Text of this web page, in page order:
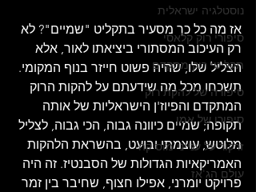
נוסטלגיה ישראלית
סיפורי רוק קלאסי
תקליטי רוק מתקדם
סיפורה של להקת רוק
סיפורו של אמן
זרקור על ענייני מוסיקה
עולם הג'אז
אז מה כל כך מסעיר בתקליט "שמיים"? לא
רק העיכוב המסתורי ביציאתו לאור, אלא
הצליל שלו, שהיה פשוט חייזר בנוף המקומי.
תשכחו מכל מה שידעתם על להקות הרוק
המתקדם והפיוז'ן הישראליות של אותה
תקופה; שמיים כיוונה גבוה, הכי גבוה, לצליל
מלוטש, עוצמתי ובועט, בהשראת הלהקות
האמריקאיות הגדולות של הסבנטיז. זה היה
פרויקט יומרני, אפילו חצוף, שחיבר בין זמר